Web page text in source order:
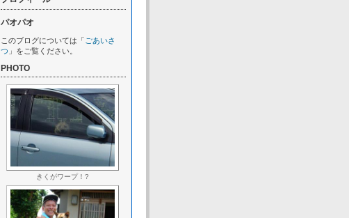
パオパオ
このブログについては「 ごあいさ
つ 」をご覧ください。
PHOTO
きくがワープ！?